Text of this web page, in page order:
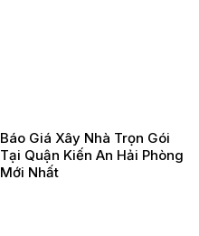
Báo Giá Xây Nhà Trọn Gói
Tại Quận Kiến An Hải Phòng
Mới Nhất